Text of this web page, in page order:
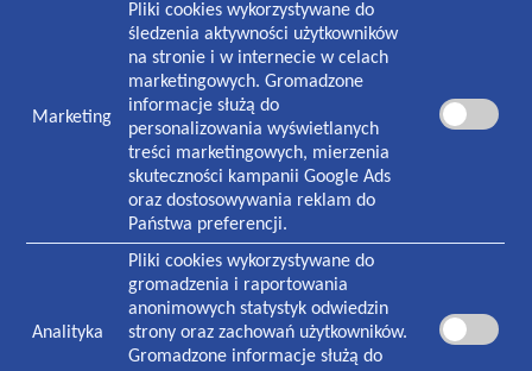
Pracownia rentgenowska:
8:00-18:30 poniedziałek-piątek
8:30-13:00 sobota
NASZA PLACÓWKA
Plac Zwycięstwa 1
70-233 Szczecin
Czynna w godzinach:
7:30-19:00 poniedziałek-piątek
8:30-13:00 sobota
KONTAKT
Marketing
Pliki cookies wykorzystywane do
śledzenia aktywności użytkowników
na stronie i w internecie w celach
marketingowych. Gromadzone
informacje służą do
personalizowania wyświetlanych
treści marketingowych, mierzenia
skuteczności kampanii Google Ads
oraz dostosowywania reklam do
Państwa preferencji.
Analityka
Pliki cookies wykorzystywane do
gromadzenia i raportowania
anonimowych statystyk odwiedzin
strony oraz zachowań użytkowników.
Gromadzone informacje służą do